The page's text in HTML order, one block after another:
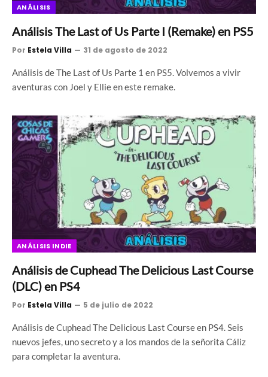
ANÁLISIS
Análisis The Last of Us Parte I (Remake) en PS5
Por Estela Villa 31 de agosto de 2022
Análisis de The Last of Us Parte 1 en PS5. Volvemos a vivir
aventuras con Joel y Ellie en este remake.
ANÁLISIS INDIE
Análisis de Cuphead The Delicious Last Course
(DLC) en PS4
Por Estela Villa 5 de julio de 2022
Análisis de Cuphead The Delicious Last Course en PS4. Seis
nuevos jefes, uno secreto y a los mandos de la señorita Cáliz
para completar la aventura.